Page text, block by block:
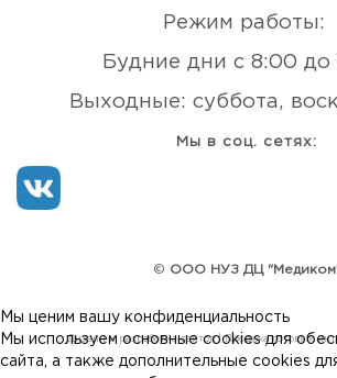
Режим работы:
Будние дни с 8:00 до
Выходные: суббота,
Мы в соц. сетях:
© ООО НУЗ ДЦ
Дизайн и разработка сайтов|Продажа готовых
Мы ценим вашу конфиденциальность
Мы используем основные cookies для
сайта, а также дополнительные cookies